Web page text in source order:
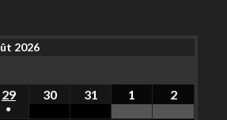
2026
29
●
30 31 1 2